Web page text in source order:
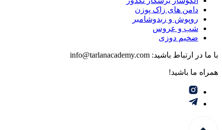
دامن های زاک پوزن
روپوش و ربدوشامبر
شب و عروس
ضخیم دوزی
با ما در ارتباط باشید: info@tarlanacademy.com
همراه ما باشید!